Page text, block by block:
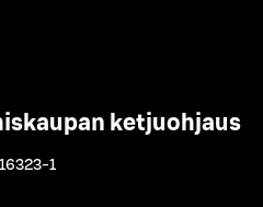
ketjuohjaus
1